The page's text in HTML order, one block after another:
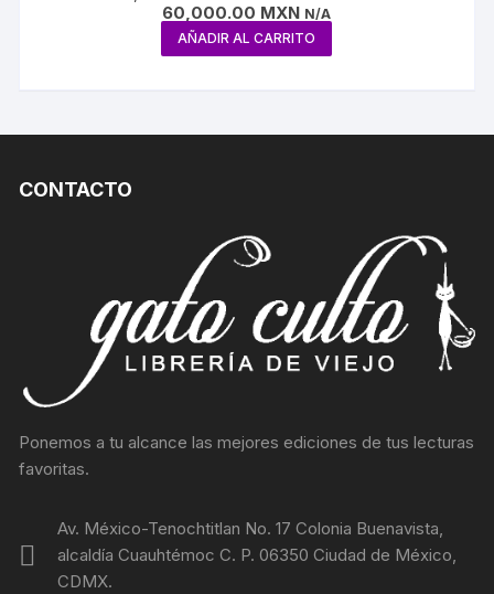
LA ANTIGUA CIVILIZACIÓN DE LOS MEXICANOS, Y
CON LA VIDA DE SU CONQUISTADOR FERNANDO
CORTÉS
60,000.00 MXN N/A
AÑADIR AL CARRITO
CONTACTO
Ponemos a tu alcance las mejores ediciones de tus lecturas
favoritas.
Av. México-Tenochtitlan No. 17 Colonia Buenavista,
alcaldía Cuauhtémoc C. P. 06350 Ciudad de México,
CDMX.